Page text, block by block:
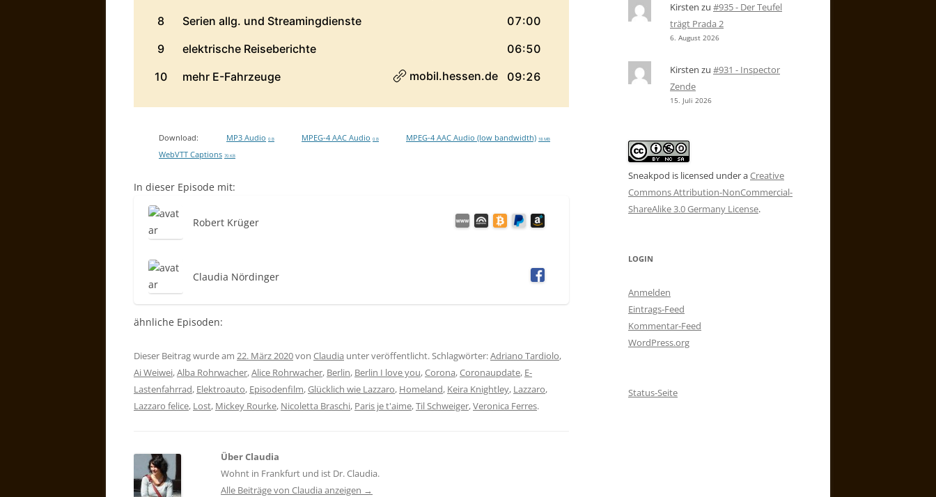
Download: MP3 Audio 0 B MPEG-4 AAC Audio 0 B MPEG-4 AAC Audio (low bandwidth) 18 MB
WebVTT Captions 70 KB
In dieser Episode mit:
Robert Krüger
Claudia Nördinger
ähnliche Episoden:
Dieser Beitrag wurde am 22. März 2020von Claudia unter veröffentlicht. Schlagwörter:Adriano Tardiolo,
Ai Weiwei,Alba Rohrwacher,Alice Rohrwacher, Berlin, Berlin I love you,Corona,Coronaupdate, E-
Lastenfahrrad, Elektroauto, Episodenfilm,Glücklich wie Lazzaro, Homeland, Keira Knightley, Lazzaro,
Lazzaro felice, Lost, Mickey Rourke, Nicoletta Braschi, Paris je t'aime,Til Schweiger,Veronica Ferres.
Über Claudia
Wohnt in Frankfurt und ist Dr. Claudia.
Alle Beiträge von Claudia anzeigen →
Kirsten zu #935 - Der Teufel
trägt Prada 2
6. August 2026
Kirsten zu #931 - Inspector
Zende
15. Juli 2026
Sneakpod is licensed under aCreative
Commons Attribution-NonCommercial-
ShareAlike 3.0 Germany License.
LOGIN
Anmelden
Eintrags-Feed
Kommentar-Feed
WordPress.org
Status-Seite